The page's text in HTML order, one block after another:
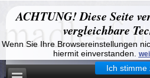
ACHTUNG! Diese Seite
vergleichbare
Wenn Sie Ihre Browsereinstellungen
hiermit einverstanden.
Ich stimme